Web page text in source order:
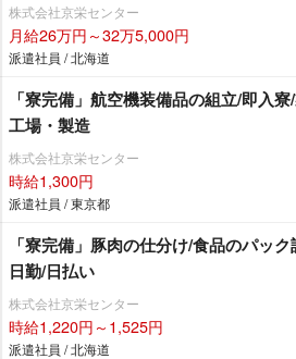
株式会社京栄センター
月給26万円～32万5,000円
派遣社員 / 北海道
「寮完備」航空機装備品の組立/即入
工場・製造
株式会社京栄センター
時給1,300円
派遣社員 / 東京都
「寮完備」豚肉の仕分け/食品のパッ
日勤/日払い
株式会社京栄センター
時給1,220円～1,525円
派遣社員 / 北海道